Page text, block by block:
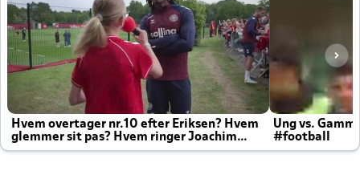
Hvem overtager nr.10 efter Eriksen? Hvem
glemmer sit pas? Hvem ringer Joachim
altid til efter kampe?
Ung vs.
#football